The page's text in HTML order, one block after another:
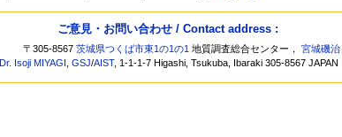
ご意見・お問い合わせ / Contact address :
〒305-8567茨城県つくば市東1の1の1 地質調査総合センター，宮城磯治
Dr. Isoji MIYAGI
,GSJ/AIST, 1-1-1-7 Higashi, Tsukuba, Ibaraki 305-8567 JAPAN